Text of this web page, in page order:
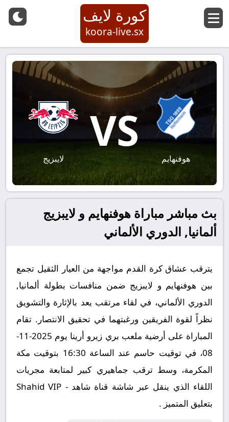
كورة لايف
koora-live.sx
هوفنهايم
VS
لايبزيج
بث مباشر مباراة هوفنهايم و لايبزيج
ألمانيا, الدوري الألماني
يترقب عشاق كرة القدم مواجهة من العيار الثقيل تجمع
بين هوفنهايم و لايبزيج ضمن منافسات بطولة ألمانيا,
الدوري الألماني، في لقاء مرتقب يعد بالإثارة والتشويق
نظراً لقوة الفريقين ورغبتهما في تحقيق الانتصار. تقام
المباراة على أرضية ملعب بري زيرو أرينا يوم 2025-11-
08، في توقيت حاسم عند الساعة 16:30 بتوقيت مكة
المكرمة، وسط ترقب جماهيري كبير لمتابعة مجريات
اللقاء الذي ينقل عبر شاشة قناة شاهد - Shahid VIP
بتعليق المتميز .